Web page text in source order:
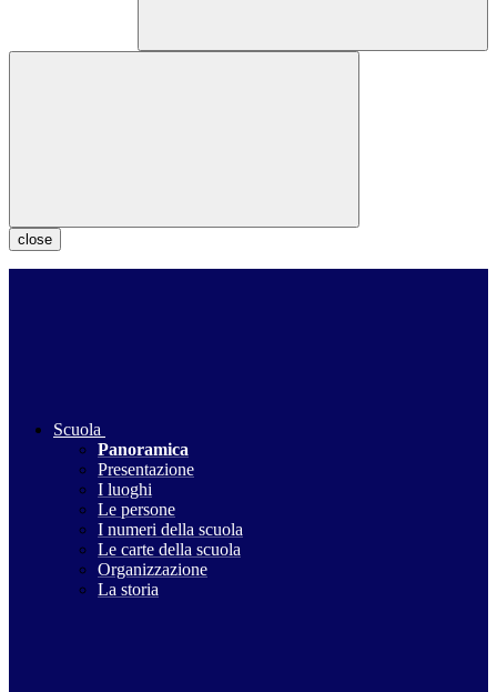
close
Scuola
Panoramica
Presentazione
I luoghi
Le persone
I numeri della scuola
Le carte della scuola
Organizzazione
La storia